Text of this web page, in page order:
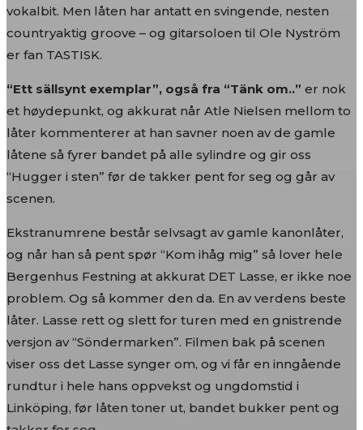
vokalbit. Men låten har antatt en svingende, nesten
countryaktig groove – og gitarsoloen til Ole Nyström
er fan TASTISK.
“Ett sällsynt exemplar”, også fra “Tänk om..” er nok
et høydepunkt, og akkurat når Atle Nielsen mellom to
låter kommenterer at han savner noen av de gamle
låtene så fyrer bandet på alle sylindre og gir oss
“Hugger i sten” før de takker pent for seg og går av
scenen.
Ekstranumrene består selvsagt av gamle kanonlåter,
og når han så pent spør “Kom ihåg mig” så lover hele
Bergenhus Festning at akkurat DET Lasse, er ikke noe
problem. Og så kommer den da. En av verdens beste
låter. Lasse rett og slett for turen med en gnistrende
versjon av “Söndermarken”. Filmen bak på scenen
viser oss det Lasse synger om, og vi får en inngående
rundtur i hele hans oppvekst og ungdomstid i
Linköping, før låten toner ut, bandet bukker pent og